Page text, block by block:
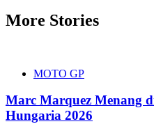
More Stories
MOTO GP
Marc Marquez Menang
Hungaria 2026